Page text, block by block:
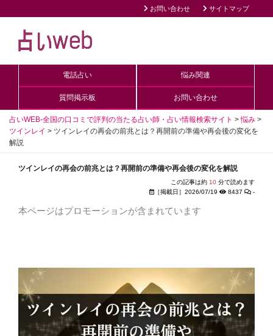
お問い合わせ サイトマップ
電話占い 悩み関連
質問掲示板 お問い合わせ
占いWEB-全国の口コミで評判の当たる占い師・占い情報検索サイト >悩み >
ツインレイ > ツインレイの再会の前兆とは？再開前の準備や再会後の変化を
解説
ツインレイの再会の前兆とは？再開前の準備や再会後の変化を解説
この記事は約 10 分で読めます
［掲載日］2026/07/19
8437 -
本ページはプロモーションが含まれています